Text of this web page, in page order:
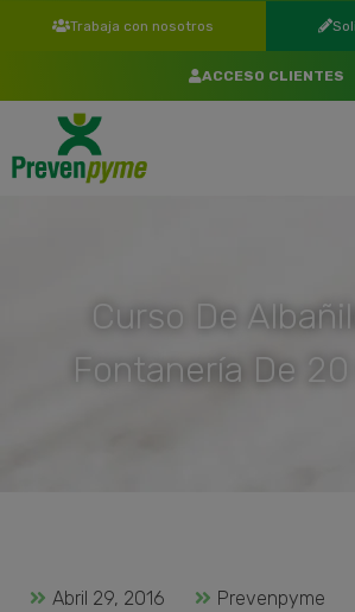
Trabaja con nosotros
ACCESO CLIENTES
Curso De
Fontanería De 20
Abril 29, 2016 Prevenpyme